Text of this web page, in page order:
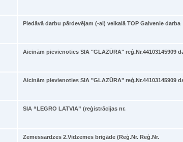
Piedāvā darbu pārdevējam (-ai) veikalā TOP Galvenie darba
Aicinām pievienoties SIA "GLAZŪRA" reģ.Nr.44103145909
Aicinām pievienoties SIA "GLAZŪRA" reģ.Nr.44103145909
SIA “LEGRO LATVIA” (reģistrācijas nr.
Zemessardzes 2.Vidzemes brigāde (Reģ.Nr. Reģ.Nr.